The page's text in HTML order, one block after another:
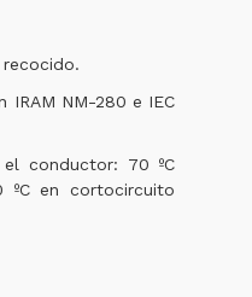
IRAM NM-280 e IEC
conductor: 70 ºC
ºC en cortocircuito